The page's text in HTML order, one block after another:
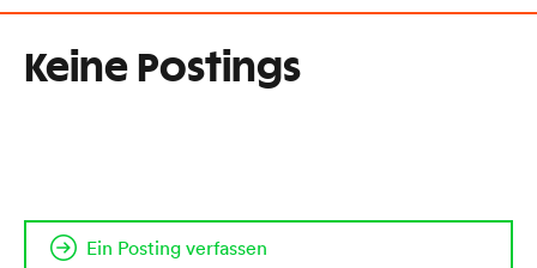
Keine Postings
Ein Posting verfassen